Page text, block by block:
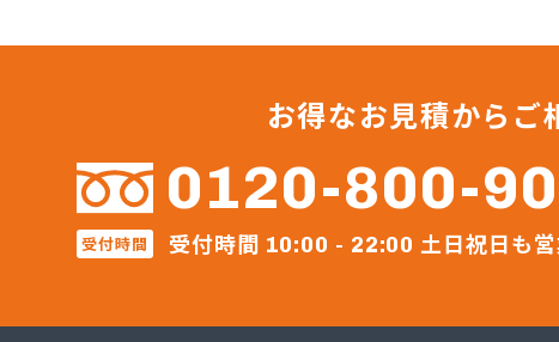
ガステッ
ガステ
ガステッ
カネテン
かね安商店
カネ庄津
サンダイ
お得なお見積からご
0120-800-
受付時間 受付時間 10:00 - 22:00 土日祝日も